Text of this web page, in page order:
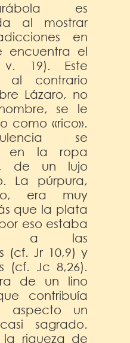
es
al mostrar
en
encuentra el
19). Este
al contrario
Lázaro, no
se le
como «rico».
se
en la ropa
de un lujo
La púrpura,
era muy
que la plata
eso estaba
a las
(cf. Jr 10,9) y
(cf. Jc 8,26).
de un lino
contribuía
un
sagrado.
la riqueza de